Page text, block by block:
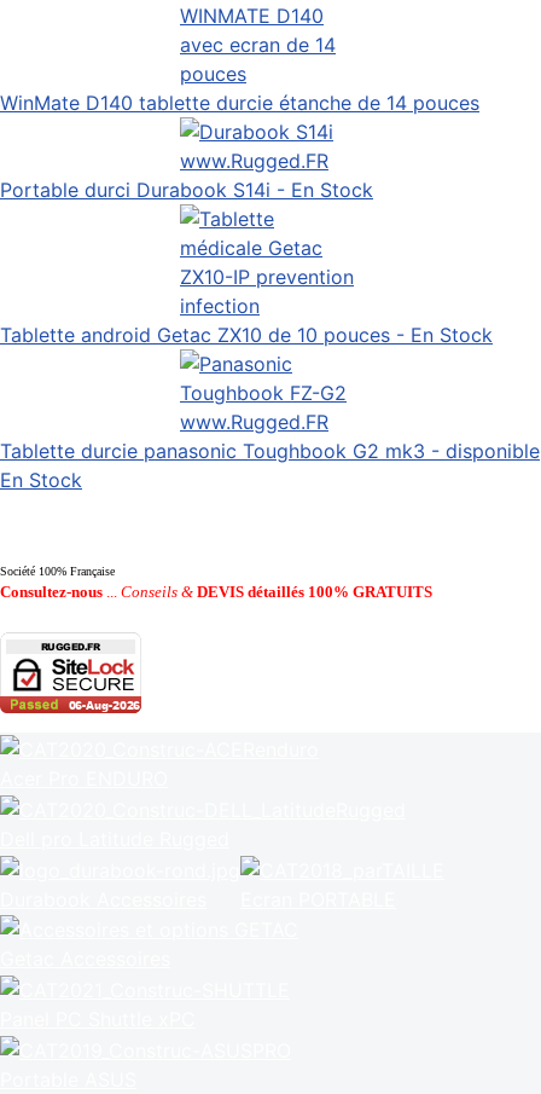
WinMate D140 tablette durcie étanche de 14 pouces
Portable durci Durabook S14i - En Stock
Tablette android Getac ZX10 de 10 pouces - En Stock
Tablette durcie panasonic Toughbook G2 mk3 - disponible
En Stock
Société 100% Française
Consultez-nous Conseils & DEVIS détaillés 100% GRATUITS